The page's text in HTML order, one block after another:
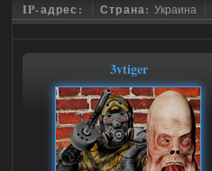
IP-адрес: Страна: Украина
3vtiger